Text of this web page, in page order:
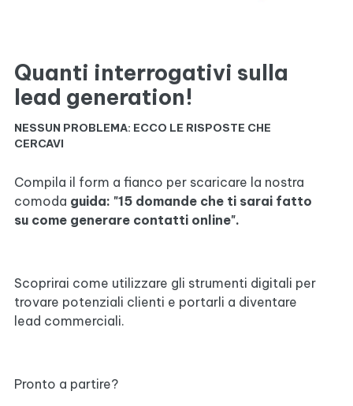
Quanti interrogativi sulla
lead generation!
NESSUN PROBLEMA: ECCO LE RISPOSTE CHE
CERCAVI
Compila il form a fianco per scaricare la nostra
comoda guida: "15 domande che ti sarai fatto
su come generare contatti online".
Scoprirai come utilizzare gli strumenti digitali per
trovare potenziali clienti e portarli a diventare
lead commerciali.
Pronto a partire?